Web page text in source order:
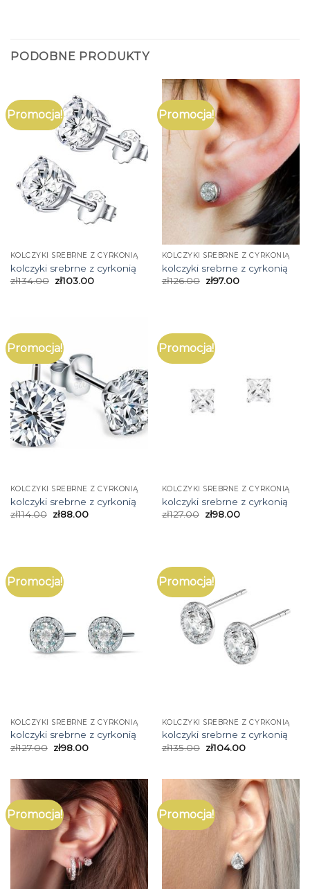
PODOBNE PRODUKTY
Promocja!
KOLCZYKI SREBRNE Z CYRKONIĄ
kolczyki srebrne z cyrkonią
zł134.00 zł103.00
Promocja!
KOLCZYKI SREBRNE Z CYRKONIĄ
kolczyki srebrne z cyrkonią
zł126.00 zł97.00
Promocja!
KOLCZYKI SREBRNE Z CYRKONIĄ
kolczyki srebrne z cyrkonią
zł114.00 zł88.00
Promocja!
KOLCZYKI SREBRNE Z CYRKONIĄ
kolczyki srebrne z cyrkonią
zł127.00 zł98.00
Promocja!
KOLCZYKI SREBRNE Z CYRKONIĄ
kolczyki srebrne z cyrkonią
zł127.00 zł98.00
Promocja!
KOLCZYKI SREBRNE Z CYRKONIĄ
kolczyki srebrne z cyrkonią
zł135.00 zł104.00
Promocja! Promocja!